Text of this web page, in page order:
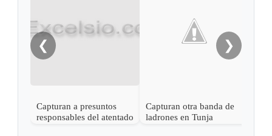
❮
Capturan a presuntos
responsables del atentado
Capturan otra banda de
ladrones en Tunja
❯